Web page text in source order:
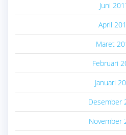
Juni
April
Maret
Februari
Januari
Desember
November